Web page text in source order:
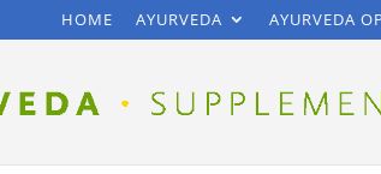
HOME AYURVEDA AYURVEDA